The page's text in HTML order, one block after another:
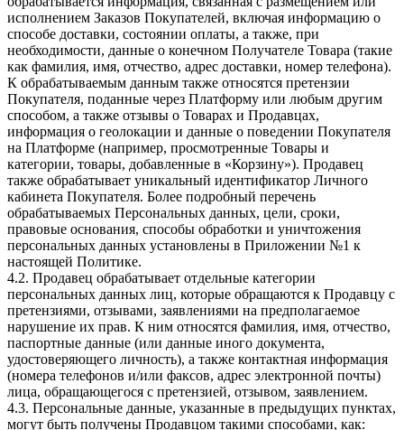
исполнением Заказов Покупателей, включая информацию о
способе доставки, состоянии оплаты, а также, при
необходимости, данные о конечном Получателе Товара (такие
как фамилия, имя, отчество, адрес доставки, номер телефона).
К обрабатываемым данным также относятся претензии
Покупателя, поданные через Платформу или любым другим
способом, а также отзывы о Товарах и Продавцах,
информация о геолокации и данные о поведении Покупателя
на Платформе (например, просмотренные Товары и
категории, товары, добавленные в «Корзину»). Продавец
также обрабатывает уникальный идентификатор Личного
кабинета Покупателя. Более подробный перечень
обрабатываемых Персональных данных, цели, сроки,
правовые основания, способы обработки и уничтожения
персональных данных установлены в Приложении №1 к
настоящей Политике.
4.2. Продавец обрабатывает отдельные категории
персональных данных лиц, которые обращаются к Продавцу с
претензиями, отзывами, заявлениями на предполагаемое
нарушение их прав. К ним относятся фамилия, имя, отчество,
паспортные данные (или данные иного документа,
удостоверяющего личность), а также контактная информация
(номера телефонов и/или факсов, адрес электронной почты)
лица, обращающегося с претензией, отзывом, заявлением.
4.3. Персональные данные, указанные в предыдущих пунктах,
могут быть получены Продавцом такими способами, как: